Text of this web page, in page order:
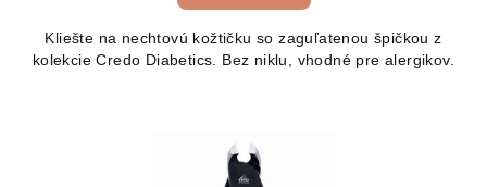
Kliešte na nechtovú kožtičku so zaguľatenou špičkou z
kolekcie Credo Diabetics. Bez niklu, vhodné pre alergikov.